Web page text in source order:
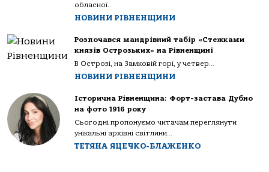
обласної...
НОВИНИ РІВНЕНЩИНИ
Розпочався мандрівний табір «Стежками
князів Острозьких» на Рівненщині
В Острозі, на Замковій горі, у четвер...
НОВИНИ РІВНЕНЩИНИ
Історична Рівненщина: Форт-застава Дубно
на фото 1916 року
Сьогодні пропонуємо читачам переглянути
унікальні архівні світлини...
ТЕТЯНА ЯЦЕЧКО-БЛАЖЕНКО